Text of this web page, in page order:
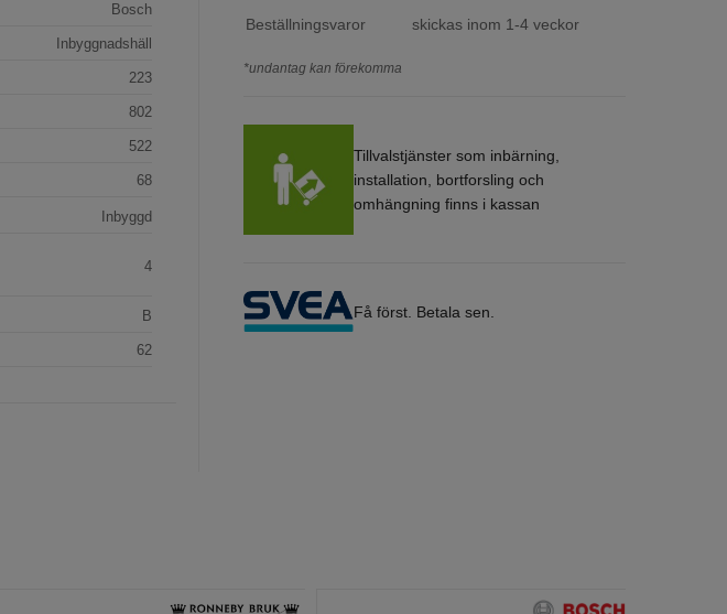
Bosch
Inbyggnadshäll
223
802
522
68
Inbyggd
4
B
62
Beställningsvaror skickas inom 1-4 veckor
*undantag kan förekomma
Tillvalstjänster som inbärning,
installation, bortforsling och
omhängning finns i kassan
Få först. Betala sen.